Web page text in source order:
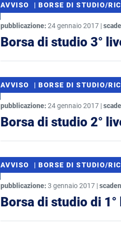
AVVISO | BORSE DI STUDIO/
pubblicazione:24 gennaio 2017 |
Borsa di studio 3°
AVVISO | BORSE DI STUDIO/
pubblicazione:24 gennaio 2017 |
Borsa di studio 2°
AVVISO | BORSE DI STUDIO/
pubblicazione:3 gennaio 2017 |
Borsa di studio di